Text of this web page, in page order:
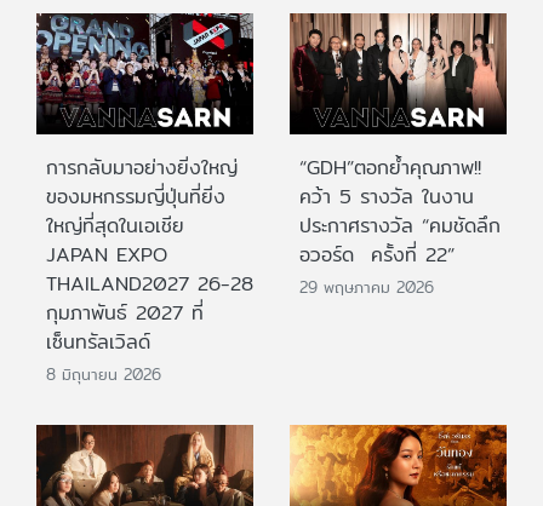
การกลับมาอย่างยิ่งใหญ่
ของมหกรรมญี่ปุ่นที่ยิ่ง
ใหญ่ที่สุดในเอเชีย
JAPAN EXPO
THAILAND2027 26-28
กุมภาพันธ์ 2027 ที่
เซ็นทรัลเวิลด์
8 มิถุนายน 2026
“GDH”ตอกย้ำคุณภาพ!!
คว้า 5 รางวัล ในงาน
ประกาศรางวัล “คมชัดลึก
อวอร์ด ครั้งที่ 22”
29 พฤษภาคม 2026